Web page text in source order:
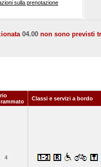
sulla prenotazione
04.00 non sono previsti
Classi e servizi a bordo
4